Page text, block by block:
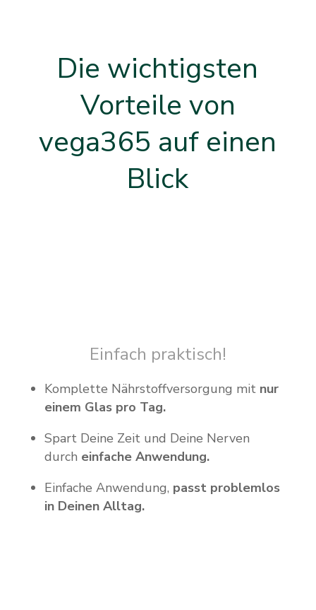
Die wichtigsten
Vorteile von
vega365 auf einen
Blick
Einfach praktisch!
Komplette Nährstoffversorgung mit nur
einem Glas pro Tag.
Spart Deine Zeit und Deine Nerven
durch einfache Anwendung.
Einfache Anwendung, passt problemlos
in Deinen Alltag.